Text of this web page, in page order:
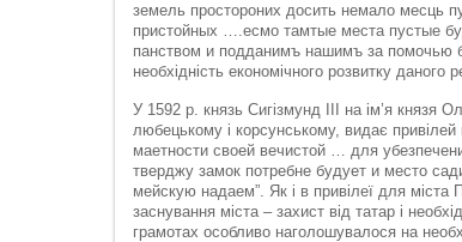
земель простороних досить немало месць
пристойных ….есмо тамтые места пустые
панством и подданимъ нашимъ за помочью
необхідність економічного розвитку
У 1592 р. князь Сигізмунд ІІІ на ім’я князя
любецькому і корсунському, видає
маетности своей вечистой … для
тверджу замок потребне будует и место
мейскую надаем”. Як і в привілеї для
заснування міста – захист від татар і
грамотах особливо наголошувалося на